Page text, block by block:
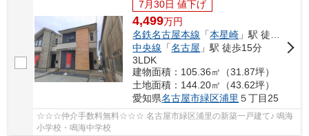
7月30日 値下げ
4,499万円
名鉄名古屋本線 「本星崎 」駅 徒歩10分
中央線 「名古屋 」駅 徒歩15分
3LDK
建物面積：105.36㎡（31.87坪）
土地面積：144.20㎡（43.62坪）
愛知県名古屋市緑区浦里 ５丁目25
☆☆☆仲介手数料無料☆☆☆ 名古屋市緑区浦里の新築一戸建て♪ 鳴海
小学校・鳴海中学校